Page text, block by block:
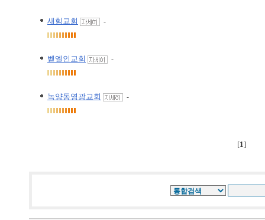
새힘교회 -
벧엘인교회 -
녹양동영광교회 -
[1]